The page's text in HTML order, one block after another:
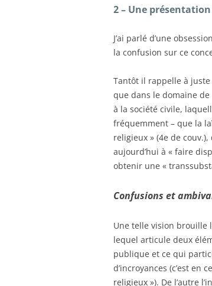
2 – Une
J’ai parlé d’une
la confusion sur ce
Tantôt il rappelle à juste
que dans le domaine de
à la société civile,
fréquemment – que la
religieux » (4e de
aujourd’hui à « faire
obtenir une «
Confusions et
Une telle vision
lequel articule deux
publique et ce qui
d’incroyances (c’est en
religieux »). De l’autre